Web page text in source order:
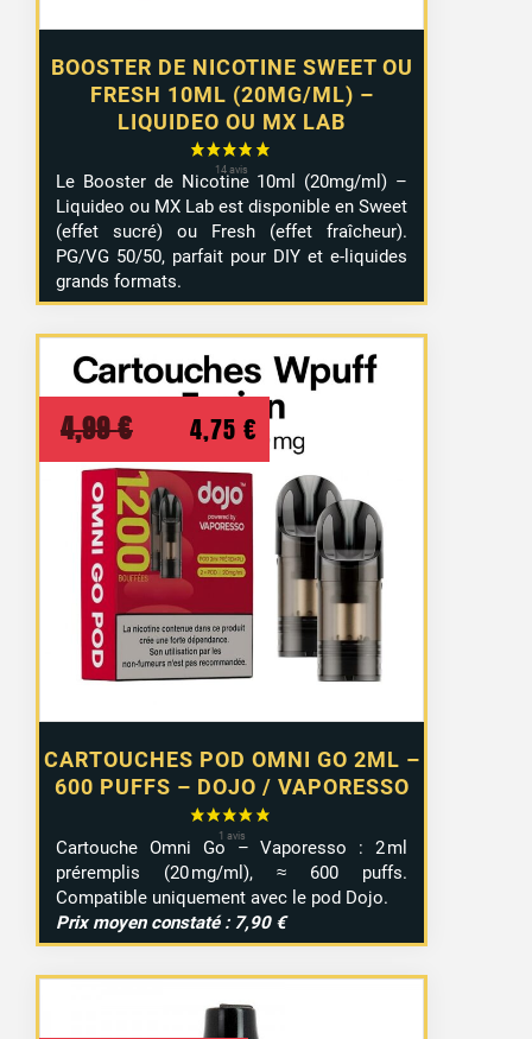
1 avis
BOOSTER DE NICOTINE SWEET OU
FRESH 10ML (20MG/ML) –
LIQUIDEO OU MX LAB
Le Booster de Nicotine 10ml (20mg/ml) –
Liquideo ou MX Lab est disponible en Sweet
(effet sucré) ou Fresh (effet fraîcheur).
PG/VG 50/50, parfait pour DIY et e-liquides
grands formats.
CARTOUCHES POD OMNI GO 2ML –
600 PUFFS – DOJO / VAPORESSO
4,99€
Le
prix
initial
était :
4,99 €.
4,75 € Le
prix
actuel
est :
4,75 €.
Cartouche Omni Go – Vaporesso : 2 ml
préremplis (20 mg/ml), ≈ 600 puffs.
Compatible uniquement avec le pod Dojo.
Prix moyen constaté : 7,90 €